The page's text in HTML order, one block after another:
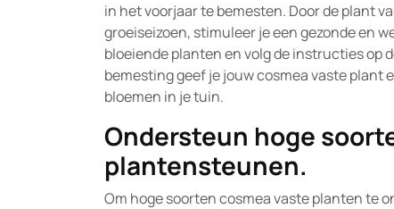
in het voorjaar te bemesten. Door de plant
groeiseizoen, stimuleer je een gezonde en
bloeiende planten en volg de instructies op
bemesting geef je jouw cosmea vaste plant
bloemen in je tuin.
Ondersteun hoge
plantensteunen.
Om hoge soorten cosmea vaste planten te